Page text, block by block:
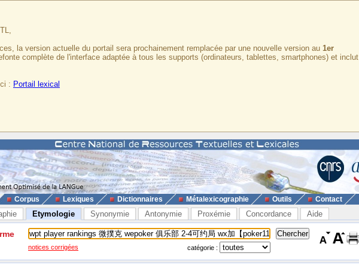
la version actuelle du portail sera prochainement remplacée par une nouvelle version au 1er
complète de l'interface adaptée à tous les supports (ordinateurs, tablettes, smartphones) et inclut
: Portail lexical
Corpus Lexiques Dictionnaires Métalexicographie Outils Contact
Etymologie Synonymie Antonymie Proxémie Concordance Aide
notices corrigées catégorie :